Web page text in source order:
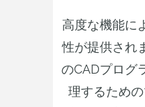
高度な機能に
性が提供され
のCADプログ
理するため